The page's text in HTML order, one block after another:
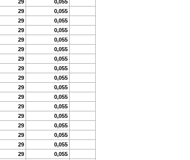
29
0,055
29
0,055
29
0,055
29
0,055
29
0,055
29
0,055
29
0,055
29
0,055
29
0,055
29
0,055
29
0,055
29
0,055
29
0,055
29
0,055
29
0,055
29
0,055
29
0,055